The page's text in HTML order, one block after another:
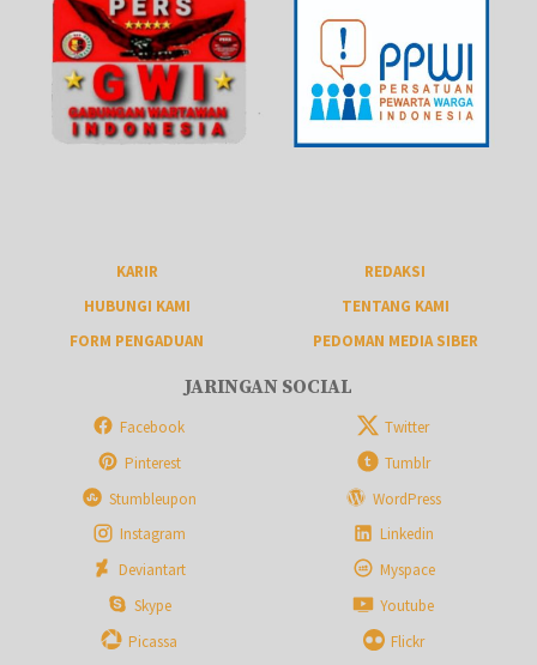
KARIR
REDAKSI
HUBUNGI KAMI
TENTANG KAMI
FORM PENGADUAN
PEDOMAN MEDIA SIBER
Facebook
Twitter
Pinterest
Tumblr
Stumbleupon
WordPress
Instagram
Linkedin
Deviantart
Myspace
Skype
Youtube